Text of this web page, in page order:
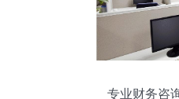
专业财务咨